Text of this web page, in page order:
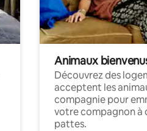
Animaux
Découvrez des
acceptent les
compagnie pour
votre compagnon à
pattes.